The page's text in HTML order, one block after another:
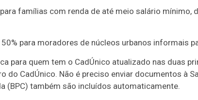
famílias com renda de até meio salário mínimo,
50% para moradores de núcleos urbanos informais
para quem tem o CadÚnico atualizado nas duas
do CadÚnico. Não é preciso enviar documentos à
(BPC) também são incluídos automaticamente.